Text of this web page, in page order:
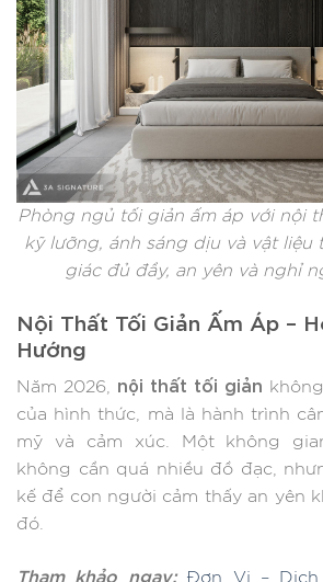
Phòng ngủ tối giản ấm áp với nội
kỹ lưỡng, ánh sáng dịu và vật liệu
giác đủ đầy, an yên và nghỉ
Nội Thất Tối Giản Ấm Áp –
Hướng
Năm 2026, nội thất tối giản
của hình thức, mà là hành trình
mỹ và cảm xúc. Một không
không cần quá nhiều đồ đạc,
kế để con người cảm thấy an yên
đó.
Tham khảo ngay:
Đơn Vị – Dịch